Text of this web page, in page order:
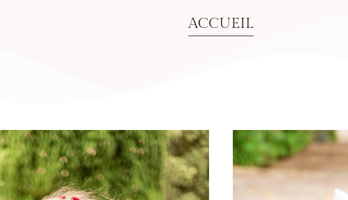
ACCUEIL